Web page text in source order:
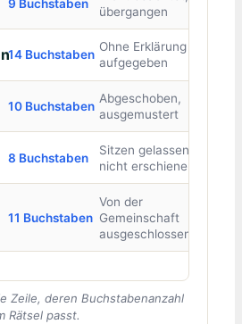
9 Buchstaben
übergangen
14 Buchstaben
Ohne Erklärung
aufgegeben
10 Buchstaben
Abgeschoben,
ausgemustert
8 Buchstaben
Sitzen gelassen,
nicht erschienen
11 Buchstaben
Von der
Gemeinschaft
ausgeschlossen
Zeile, deren Buchstabenanzahl
Rätsel passt.